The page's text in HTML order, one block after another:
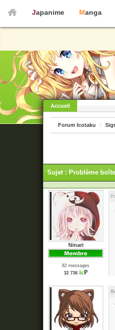
Japanime Manga
Accueil
Forum Icotaku
Sujet : Problème
Ninari
82 messages
32 736